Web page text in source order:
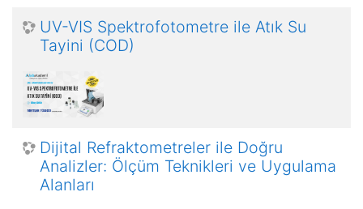
UV-VIS Spektrofotometre ile Atık Su
Tayini (COD)
Dijital Refraktometreler ile Doğru
Analizler: Ölçüm Teknikleri ve Uygulama
Alanları